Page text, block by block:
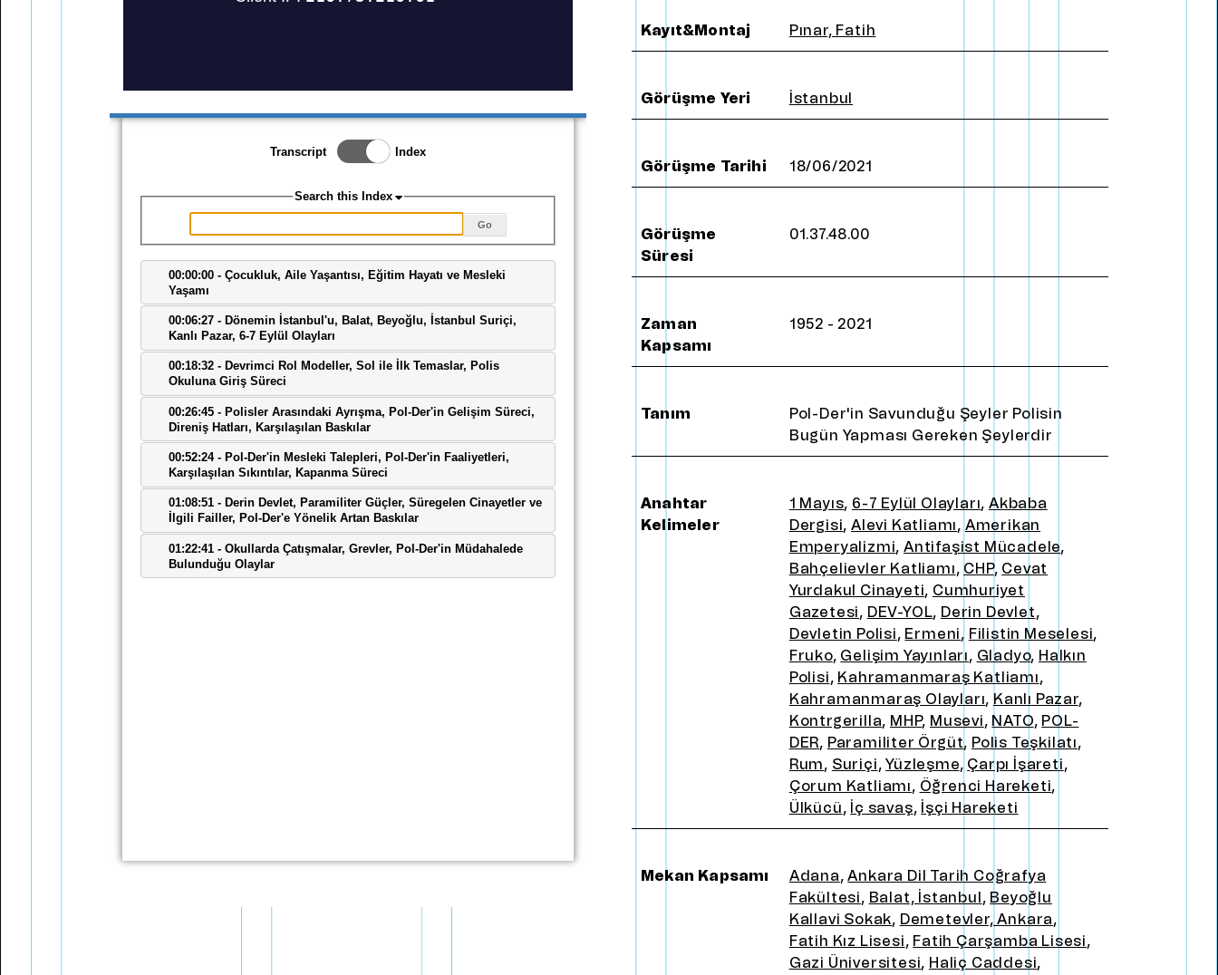
Kayıt&Montaj Pınar, Fatih
Görüşme Yeri İstanbul
Görüşme Tarihi 18/06/2021
Görüşme
Süresi
01.37.48.00
Zaman
Kapsamı
1952 - 2021
Tanım
Pol-Der'in Savunduğu Şeyler Polisin
Bugün Yapması Gereken Şeylerdir
Anahtar
Kelimeler
1 Mayıs, 6-7 Eylül Olayları, Akbaba
Dergisi, Alevi Katliamı, Amerikan
Emperyalizmi, Antifaşist Mücadele,
Bahçelievler Katliamı, CHP, Cevat
Yurdakul Cinayeti, Cumhuriyet
Gazetesi, DEV-YOL, Derin Devlet,
Devletin Polisi, Ermeni, Filistin Meselesi,
Fruko, Gelişim Yayınları, Gladyo, Halkın
Polisi, Kahramanmaraş Katliamı,
Kahramanmaraş Olayları, Kanlı Pazar,
Kontrgerilla, MHP, Musevi, NATO, POL-
DER, Paramiliter Örgüt, Polis Teşkilatı,
Rum, Suriçi,Yüzleşme, Çarpı İşareti,
Çorum Katliamı, Öğrenci Hareketi,
Ülkücü, İç savaş, İşçi Hareketi
Mekan Kapsamı Adana,Ankara Dil Tarih Coğrafya
Fakültesi, Balat, İstanbul, Beyoğlu
Kallavi Sokak, Demetevler, Ankara,
Fatih Kız Lisesi, Fatih Çarşamba Lisesi,
Gazi Üniversitesi, Haliç Caddesi,
Bülend Ulusu'nun Basın
Basın